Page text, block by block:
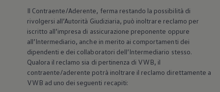
Finanziamento Save&Care
Accessori
Manuale uso e Manutenzione
Servizio Mobilità
Garanzie
Informazioni utili
Mondo Volkswagen
Il Bar del Lunedì
VanLife Stories
Il Contraente/Aderente, ferma restando la possibilità di
rivolgersi all’Autorità Giudiziaria, può inoltrare reclamo per
iscritto all’impresa di assicurazione preponente oppure
all’Intermediario, anche in merito ai comportamenti dei
dipendenti e dei collaboratori dell’Intermediario stesso.
Qualora il reclamo sia di pertinenza di VWB, il
contraente/aderente potrà inoltrare il reclamo direttamente a
VWB ad uno dei seguenti recapiti: